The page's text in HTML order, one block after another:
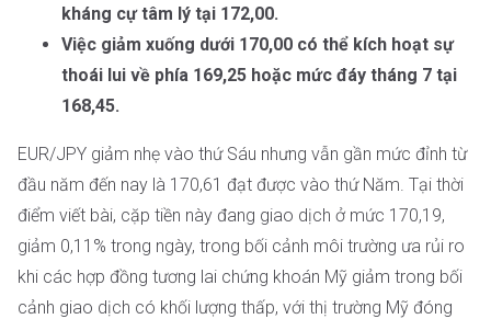
kháng cự tâm lý tại 172,00.
Việc giảm xuống dưới 170,00 có thể kích hoạt sự
thoái lui về phía 169,25 hoặc mức đáy tháng 7 tại
168,45.
EUR/JPY giảm nhẹ vào thứ Sáu nhưng vẫn gần mức đỉnh từ
đầu năm đến nay là 170,61 đạt được vào thứ Năm. Tại thời
điểm viết bài, cặp tiền này đang giao dịch ở mức 170,19,
giảm 0,11% trong ngày, trong bối cảnh môi trường ưa rủi ro
khi các hợp đồng tương lai chứng khoán Mỹ giảm trong bối
cảnh giao dịch có khối lượng thấp, với thị trường Mỹ đóng